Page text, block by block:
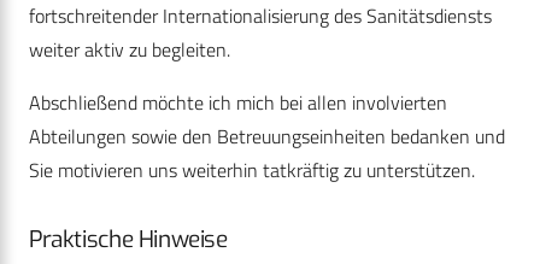
fortschreitender Internationalisierung des Sanitätsdiensts
weiter aktiv zu begleiten.
Abschließend möchte ich mich bei allen involvierten
Abteilungen sowie den Betreuungseinheiten bedanken und
Sie motivieren uns weiterhin tatkräftig zu unterstützen.
Praktische Hinweise